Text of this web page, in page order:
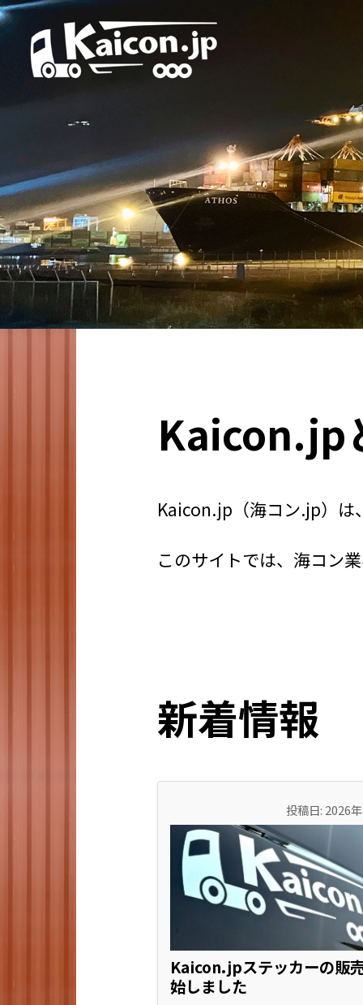
Kaicon.jp
Kaicon.jp（海コン.jp）は
このサイトでは、海コン
新着情報
投稿日: 2026
Kaicon.jpステッカーの販
始しました